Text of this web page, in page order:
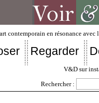
contemporain en résonance
Regarder
V&D sur
Rechercher :